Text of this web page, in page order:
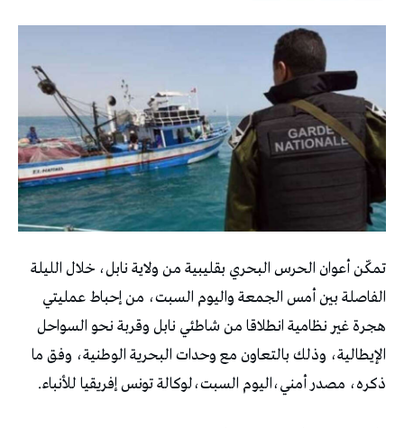
تمكّن أعوان الحرس البحري بقليبية من ولاية نابل، خلال الليلة
الفاصلة بين أمس الجمعة واليوم السبت، من إحباط عمليتي
هجرة غير نظامية انطلاقا من شاطئي نابل وقربة نحو السواحل
الإيطالية، وذلك بالتعاون مع وحدات البحرية الوطنية، وفق ما
ذكره، مصدر أمني،اليوم السبت،لوكالة تونس إفريقيا للأنباء.